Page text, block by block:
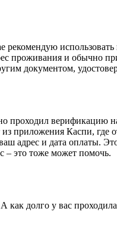
рекомендую
проживания и обычно
документом,
проходил верификацию
приложения Каспи, где
адрес и дата оплаты.
– это тоже может помочь.
как долго у вас